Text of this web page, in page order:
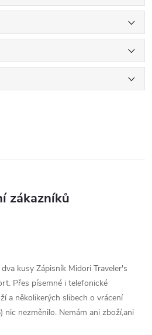
zákazníků
kusy Zápisník Midori Traveler's
Přes písemné i telefonické
a několikerých slibech o vrácení
nic nezměnilo. Nemám ani zboží,ani